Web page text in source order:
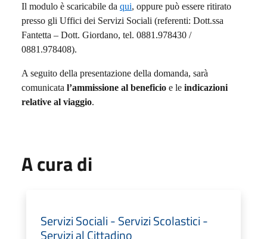
Il modulo è scaricabile da qui, oppure può essere ritirato
presso gli Uffici dei Servizi Sociali (referenti: Dott.ssa
Fantetta – Dott. Giordano, tel. 0881.978430 /
0881.978408).
A seguito della presentazione della domanda, sarà
comunicata l’ammissione al beneficio e le indicazioni
relative al viaggio.
A cura di
Servizi Sociali - Servizi Scolastici -
Servizi al Cittadino